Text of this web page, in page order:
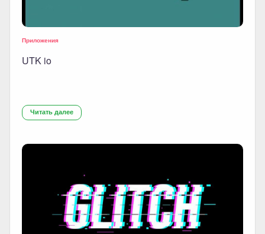
Приложения
UTK io
Читать далее